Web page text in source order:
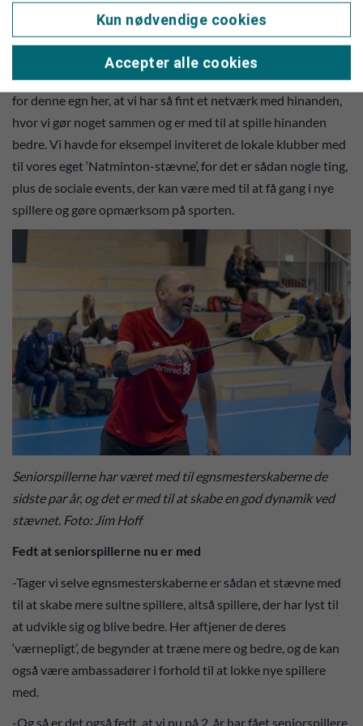
sporten her igen.
-De her kommunemesterskaber har en lang tradition bag sig,
og ret beset handler det jo om, at bibeholde det gode
samarbejde klubberne har med hinanden. Det er helt unikt
for denne egn her, at vi har så fint et netværk med hinanden,
hvor vi gør noget sammen og er med til at spille hinanden
bedre. Vi havde for eksempel inviteret de lokale klubber med
til vores eget ‘Natminton-stævne’, for det er sådan nogle ting,
plus de sociale events, der kan være med til at få gang i nye
spillere og gøre opmærksom på sporten.
Seniorspillerne har været med til egnsmesterskaberne de
sidste par år, og det er med til at skabe en god dynamik ved
stævnet. Foto: Jim Hoff
Fedt at seniorspillerne nu er med
-Tager vi selve egnsmesterskaberne er sådan et stævne med
til at skabe mere sultne spillere, altså spillere, der har lyst til
at udvikle sig og blive bedre. Her aftjener de deres
‘værnepligt’, de begynder at træne mere og bedre, og de kan
også være ambassadører i forhold til at lokke nye spillere
med.
-Og så er det også fedt, at vi nu på 2. år har fået seniorspillere
Kun nødvendige cookies
Accepter alle cookies